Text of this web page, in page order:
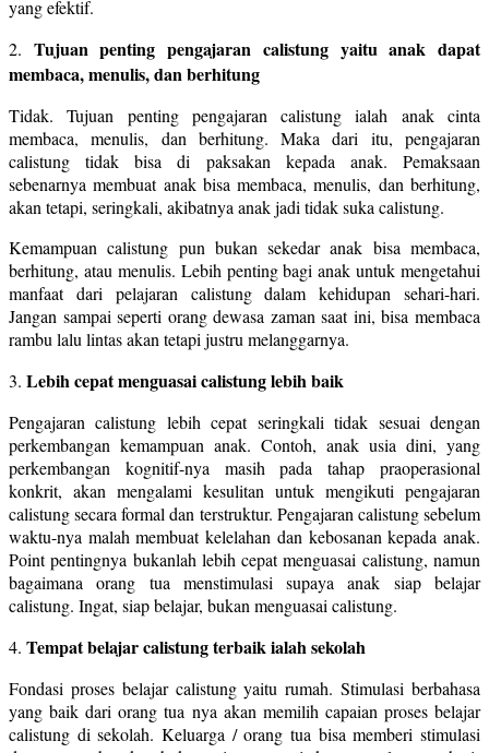
yang efektif.
2. Tujuan penting pengajaran calistung yaitu anak dapat
membaca, menulis, dan berhitung
Tidak. Tujuan penting pengajaran calistung ialah anak cinta
membaca, menulis, dan berhitung. Maka dari itu, pengajaran
calistung tidak bisa di paksakan kepada anak. Pemaksaan
sebenarnya membuat anak bisa membaca, menulis, dan berhitung,
akan tetapi, seringkali, akibatnya anak jadi tidak suka calistung.
Kemampuan calistung pun bukan sekedar anak bisa membaca,
berhitung, atau menulis. Lebih penting bagi anak untuk mengetahui
manfaat dari pelajaran calistung dalam kehidupan sehari-hari.
Jangan sampai seperti orang dewasa zaman saat ini, bisa membaca
rambu lalu lintas akan tetapi justru melanggarnya.
3. Lebih cepat menguasai calistung lebih baik
Pengajaran calistung lebih cepat seringkali tidak sesuai dengan
perkembangan kemampuan anak. Contoh, anak usia dini, yang
perkembangan kognitif-nya masih pada tahap praoperasional
konkrit, akan mengalami kesulitan untuk mengikuti pengajaran
calistung secara formal dan terstruktur. Pengajaran calistung sebelum
waktu-nya malah membuat kelelahan dan kebosanan kepada anak.
Point pentingnya bukanlah lebih cepat menguasai calistung, namun
bagaimana orang tua menstimulasi supaya anak siap belajar
calistung. Ingat, siap belajar, bukan menguasai calistung.
4. Tempat belajar calistung terbaik ialah sekolah
Fondasi proses belajar calistung yaitu rumah. Stimulasi berbahasa
yang baik dari orang tua nya akan memilih capaian proses belajar
calistung di sekolah. Keluarga / orang tua bisa memberi stimulasi